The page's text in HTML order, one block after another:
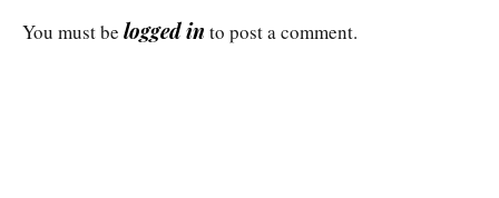
You must be logged in to post a comment.